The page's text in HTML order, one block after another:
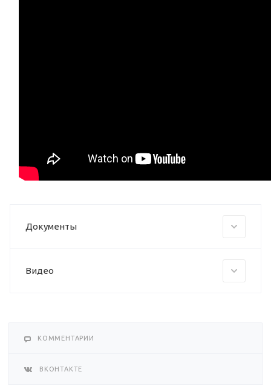
Документы
Видео
КОММЕНТАРИИ
ВКОНТАКТЕ